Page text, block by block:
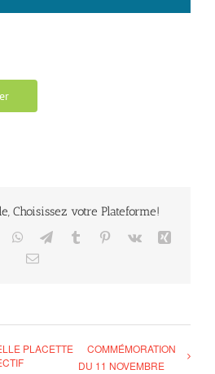
Choisissez votre Plateforme!
WhatsApp
TelegramTumblr Pinterest
Vk
Email
PLACETTE
COMMÉMORATION
DU 11 NOVEMBRE